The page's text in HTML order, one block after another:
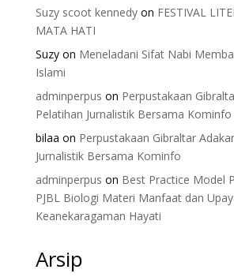
Suzy scoot kennedyon FESTIVAL
MATA HATI
Suzyon Meneladani Sifat Nabi
Islami
adminperpus on Perpustakaan
Pelatihan Jurnalistik Bersama Kominfo
bilaa on Perpustakaan Gibraltar
Jurnalistik Bersama Kominfo
adminperpus on Best Practice Model
PJBL Biologi Materi Manfaat dan
Keanekaragaman Hayati
Arsip